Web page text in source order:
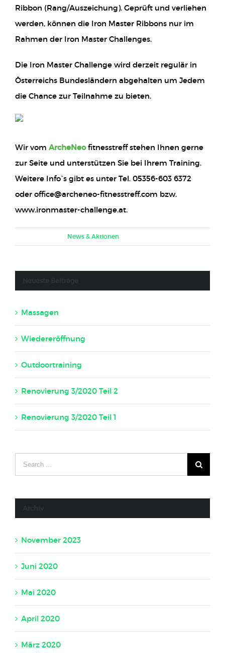
Ribbon (Rang/Auszeichung). Geprüft und verliehen
werden, können die Iron Master Ribbons nur im
Rahmen der Iron Master Challenges.
Die Iron Master Challenge wird derzeit regulär in
Österreichs Bundesländern abgehalten um Jedem
die Chance zur Teilnahme zu bieten.
Wir vom ArcheNeofitnesstreff stehen Ihnen gerne
zur Seite und unterstützen Sie bei Ihrem Training.
Weitere Info`s gibt es unter Tel. 05356-603 6372
oder office@archeneo-fitnesstreff.com bzw.
www.ironmaster-challenge.at.
News & Aktionen
Massagen
Wiedereröffnung
Outdoortraining
Renovierung 3/2020 Teil 2
Renovierung 3/2020 Teil 1
November 2023
Juni 2020
Mai 2020
April 2020
März 2020